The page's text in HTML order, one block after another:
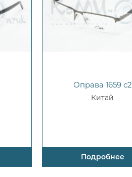
Оправа 1659 c2
Китай
Подробнее